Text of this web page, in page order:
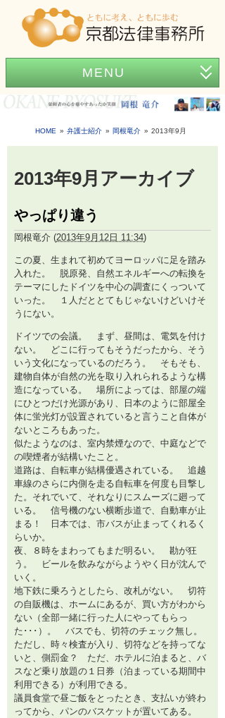
MENU
ホーム
事務所紹介
アクセス
弁護士費用
News
困ったときの法律知識
HOME 弁護士紹介 岡根竜介 2013年9月
2013年9月アーカイブ
やっぱり違う
岡根竜介 (2013年9月12日 11:34)
この夏、生まれて初めてヨーロッパに足を踏み
入れた。 脱原発、自然エネルギーへの転換を
テーマにしたドイツを中心の調査にくっついて
いった。 １人だととてもじゃないけどいけそ
うにない。
ドイツでの会議。 まず、昼間は、電気を付け
ない。 どこに行ってもそうだったから、そう
いう文化になっているのだろう。 そもそも、
建物自体が自然の光を取り入れられるような構
造になっている。 場所によっては、部屋の端
にひとつだけ光源があり、日本のように部屋全
体に蛍光灯が設置されていると言うこと自体が
ないところもあった。
似たようなのは、室内禁煙なので、中庭などで
の喫煙者が結構いたこと。
道路は、自転車が結構優遇されている。 追越
車線のさらに内側を走る自転車を何度も目撃し
た。それでいて、それなりにスムーズに廻って
いる。 信号機のない横断歩道で、自動車が止
まる！ 日本では、市バスが止まってくれるく
らいか。
夜、８時をまわってもまだ明るい。 勘が狂
う。 ビールを飲みながらようやく日が沈んで
いく。
地下鉄に乗ろうとしたら、改札がない。 切符
の自販機は、ホームにあるが、買い方がわから
ない（全部一緒に行った人にやってもらっ
た･･･）。 バスでも、切符のチェック無し。
ただし、時々検査が入り、切符などを持ってな
いと、側罰金？ ただ、ホテルに泊まると、バ
スなど乗り放題の１日券（泊まっている期間中
利用できる）が利用できる。
議員食堂で昼ご飯をとったとき、支払いが終わ
ってから、パンのバスケットが置いてある。